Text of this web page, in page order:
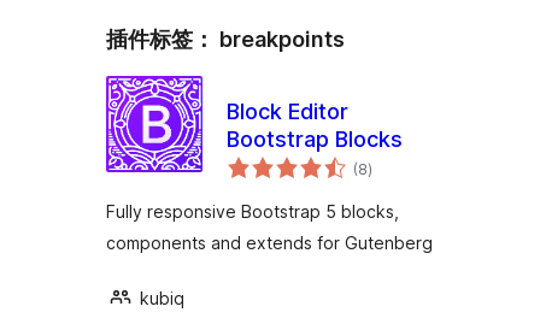
插件标签： breakpoints
Block Editor
Bootstrap Blocks
(8总
评)
Fully responsive Bootstrap 5 blocks,
components and extends for Gutenberg
kubiq